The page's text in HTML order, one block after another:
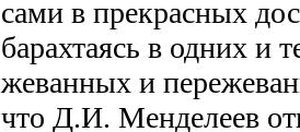
сами в прекрасных
барахтаясь в одних и
жеванных и
что Д.И. Менделеев